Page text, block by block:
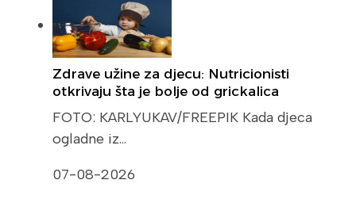
Zdrave užine za djecu: Nutricionisti
otkrivaju šta je bolje od grickalica
FOTO: KARLYUKAV/FREEPIK Kada djeca
ogladne iz…
07-08-2026